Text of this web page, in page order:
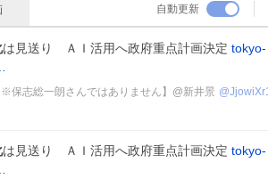
す
自動更新
は見送り ＡＩ活用へ政府重点計画決定 tokyo-
志総一朗さんではありません】@新井景 @
は見送り ＡＩ活用へ政府重点計画決定 tokyo-